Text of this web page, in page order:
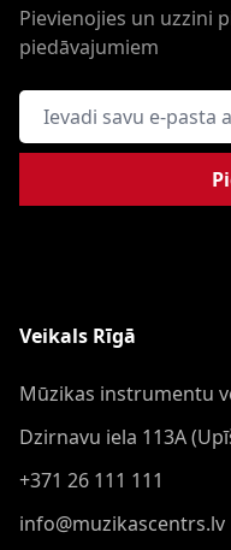
Pievienojies un uzzini
piedāvajumiem
E-pasta adrese
Veikals Rīgā
Mūzikas instrumentu
Dzirnavu iela 113A
+371 26 111 111
info@muzikascentrs.lv